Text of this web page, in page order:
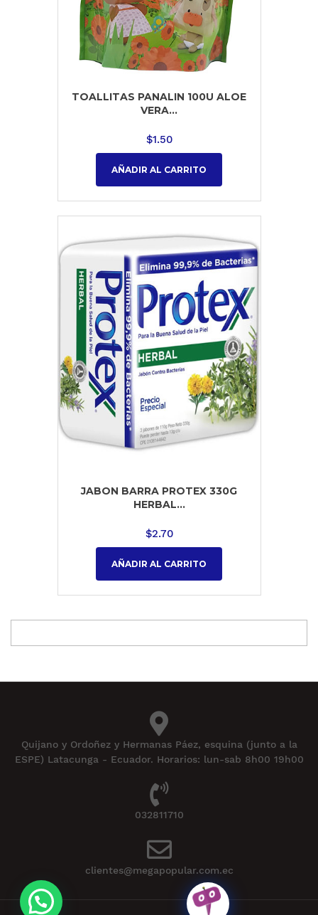
TOALLITAS PANALIN 100U ALOE
VERA...
$1.50
AÑADIR AL CARRITO
JABON BARRA PROTEX 330G
HERBAL...
$2.70
AÑADIR AL CARRITO
Quijano y Ordoñez y Hermanas Páez, esquina (junto a la
ESPE) Latacunga - Ecuador. Horarios: lun-sab 8h00 19h00
032811710
clientes@megapopular.com.ec